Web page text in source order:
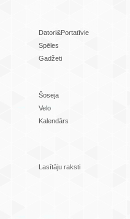
Datori&Portatīvie
Spēles
Gadžeti
Šoseja
Velo
Kalendārs
Lasītāju raksti